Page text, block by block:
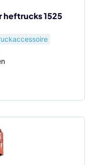
heftrucks 1525